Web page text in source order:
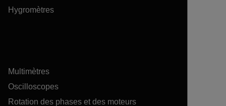
Hygromètres
Multimètres
Oscilloscopes
Rotation des phases et des moteurs